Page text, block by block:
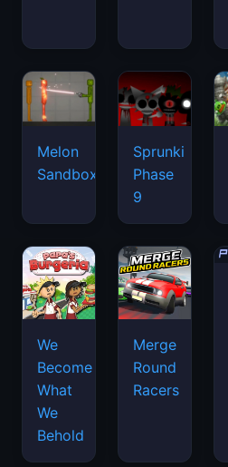
Melon
Sandbox
Sprunki
Phase
9
We
Become
What
We
Behold
Merge
Round
Racers